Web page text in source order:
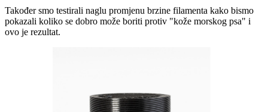
Također smo testirali naglu promjenu brzine filamenta kako bismo
pokazali koliko se dobro može boriti protiv "kože morskog psa" i
ovo je rezultat.